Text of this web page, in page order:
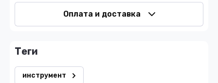
Оплата и доставка
теги
инструмент